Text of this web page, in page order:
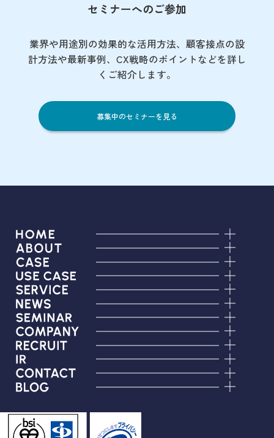
セミナーへのご参加
業界や用途別の効果的な活用方法、顧客接点の設
計方法や最新事例、CX戦略のポイントなどを詳し
くご紹介します。
募集中のセミナーを見る